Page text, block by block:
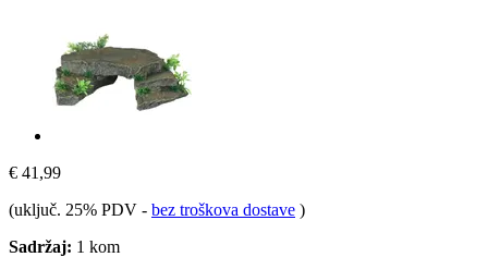
€ 41,99
(uključ. 25% PDV - bez troškova dostave )
Sadržaj: 1 kom